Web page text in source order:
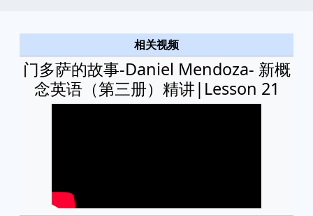
相关视频
门多萨的故事-Daniel Mendoza- 新概
念英语（第三册）精讲|Lesson 21